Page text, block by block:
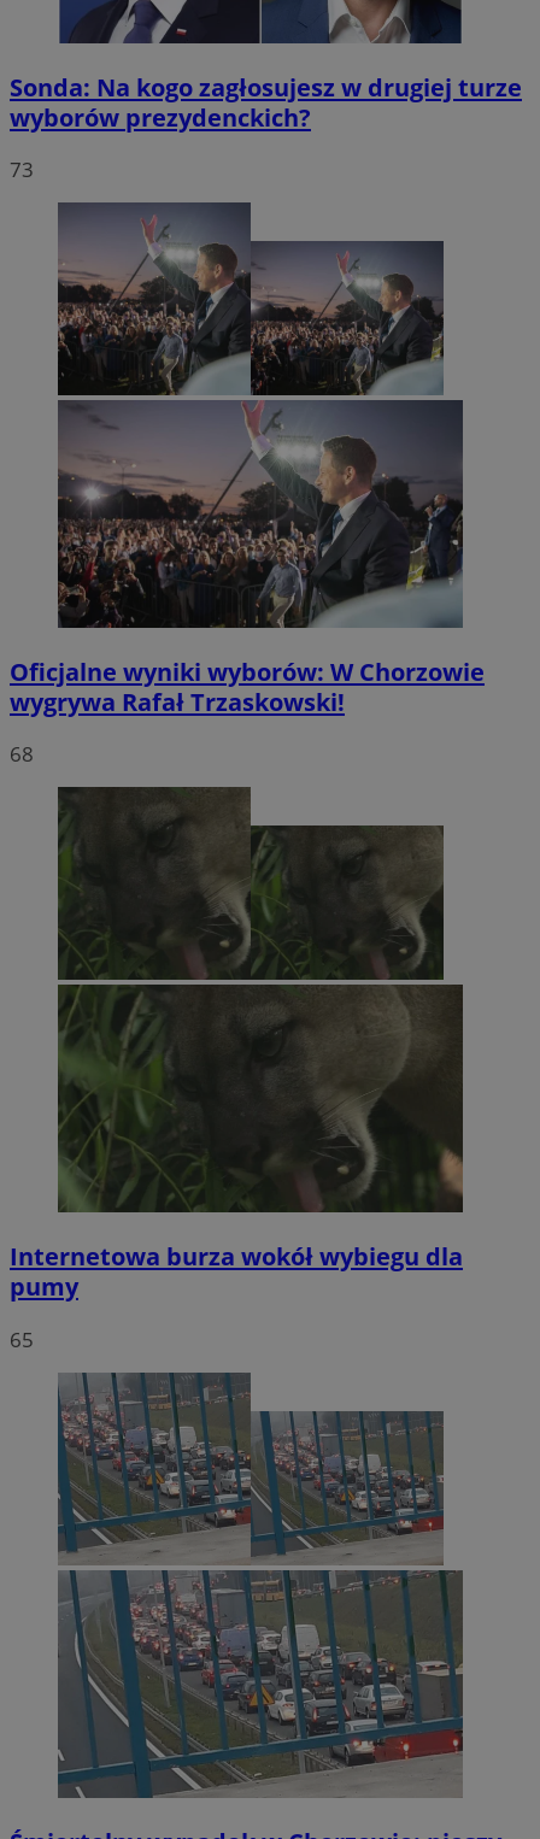
Sonda: Na kogo zagłosujesz w drugiej turze
wyborów prezydenckich?
73
Oficjalne wyniki wyborów: W Chorzowie
wygrywa Rafał Trzaskowski!
68
Internetowa burza wokół wybiegu dla
pumy
65